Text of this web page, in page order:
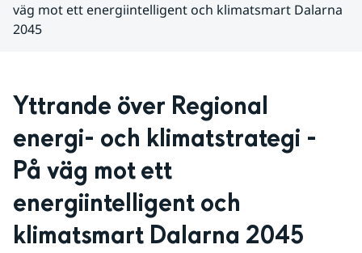
väg mot ett energiintelligent och klimatsmart Dalarna
2045
Yttrande över Regional
energi- och klimatstrategi -
På väg mot ett
energiintelligent och
klimatsmart Dalarna 2045